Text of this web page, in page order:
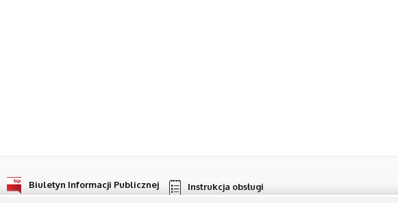
Biuletyn Informacji Publicznej Instrukcja obsługi